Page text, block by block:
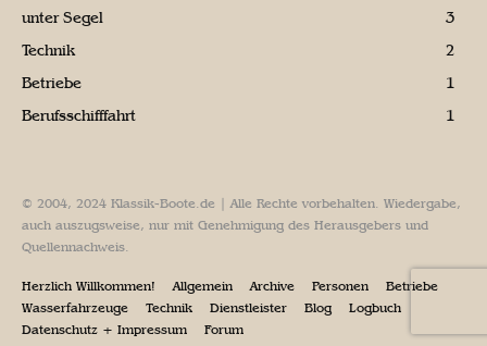
unter Segel
3
Technik
2
Betriebe
1
Berufsschifffahrt
1
© 2004, 2024 Klassik-Boote.de | Alle Rechte vorbehalten. Wiedergabe,
auch auszugsweise, nur mit Genehmigung des Herausgebers und
Quellennachweis.
Herzlich Willkommen! Allgemein Archive Personen
Betriebe
Wasserfahrzeuge
Technik Dienstleister Blog
Logbuch
Datenschutz + Impressum
Forum